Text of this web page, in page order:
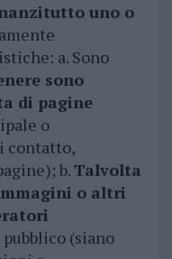
uno o
a. Sono
sono
di pagine
o
contatto,
b.Talvolta
o altri
(siano